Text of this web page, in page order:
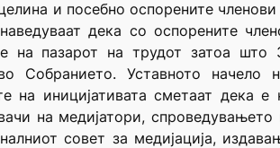
и посебно оспорените
дека со оспорените
на пазарот на трудот затоа што
Собранието. Уставното начело
на иницијативата сметаат дека
на медијатори,
совет за медијација,